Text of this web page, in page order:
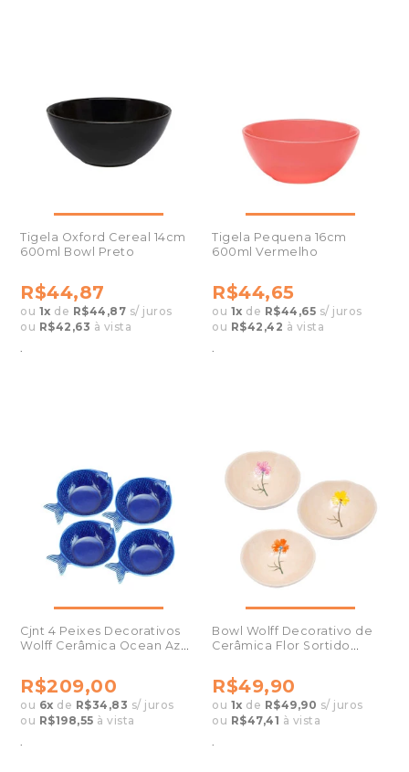
Tigela Oxford Cereal 14cm
600ml Bowl Preto
R$44,87
ou 1x de R$44,87 s/ juros
ou R$42,63 à vista
.
Tigela Pequena 16cm
600ml Vermelho
R$44,65
ou 1x de R$44,65 s/ juros
ou R$42,42 à vista
.
Cjnt 4 Peixes Decorativos
Wolff Cerâmica Ocean Azul
R$209,00
ou 6x de R$34,83 s/ juros
ou R$198,55 à vista
.
Bowl Wolff Decorativo de
Cerâmica Flor Sortido
R$49,90
ou 1x de R$49,90 s/ juros
ou R$47,41 à vista
.